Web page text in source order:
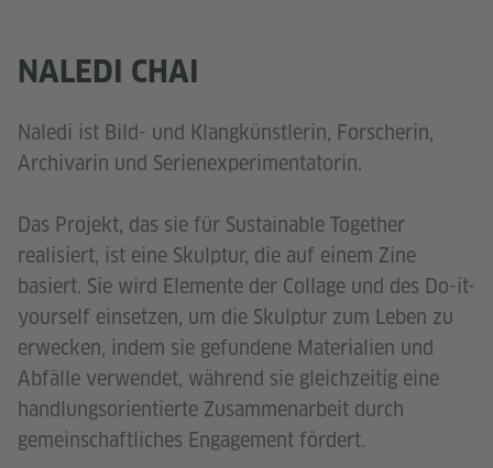
NALEDI CHAI
Naledi ist Bild- und Klangkünstlerin, Forscherin,
Archivarin und Serienexperimentatorin.
Das Projekt, das sie für Sustainable Together
realisiert, ist eine Skulptur, die auf einem Zine
basiert. Sie wird Elemente der Collage und des Do-it-
yourself einsetzen, um die Skulptur zum Leben zu
erwecken, indem sie gefundene Materialien und
Abfälle verwendet, während sie gleichzeitig eine
handlungsorientierte Zusammenarbeit durch
gemeinschaftliches Engagement fördert.